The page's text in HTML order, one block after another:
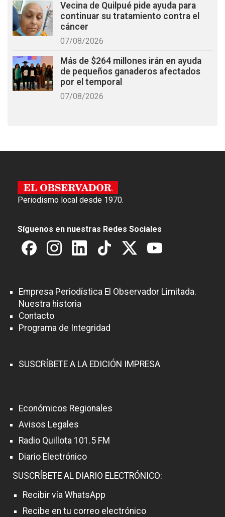
Vecina de Quilpué pide ayuda para
continuar su tratamiento contra el
cáncer
07/08/2026
Más de $264 millones irán en ayuda
de pequeños ganaderos afectados
por el temporal
07/08/2026
Periodismo local desde 1970.
Síguenos en nuestras Redes Sociales
Empresa Periodística El Observador Limitada.
Nuestra historia
Contacto
Programa de Integridad
SUSCRÍBETE A LA EDICIÓN IMPRESA
Económicos Regionales
Avisos Legales
Radio Quillota 101.5 FM
Diario Electrónico
SUSCRÍBETE AL DIARIO ELECTRÓNICO:
Recibir vía WhatsApp
Recibe en tu correo electrónico